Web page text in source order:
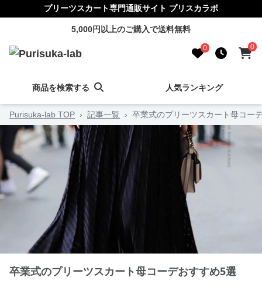
プリーツスカート専門通販サイト プリスカラボ
5,000円以上のご購入で送料無料
0 0
商品を検索する 人気ランキング
Purisuka-lab TOP › 記事一覧 › 卒業式のプリーツスカート母コー
卒業式のプリーツスカート母コーデおすすめ5選